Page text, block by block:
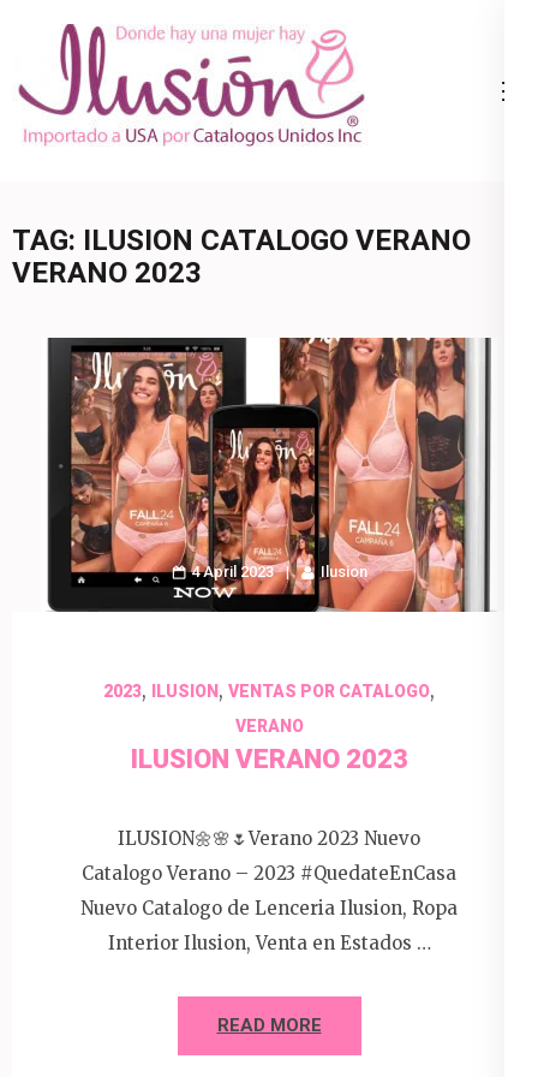
content
(Press
Ropa Interior
800.825.9452
TAG: ILUSION CATALOGO VERANO
VERANO 2023
4 April 2023 Ilusion
2023, ILUSION , VENTAS POR CATALOGO,
VERANO
ILUSION VERANO 2023
ILUSION🌼🌸🌷Verano 2023 Nuevo
Catalogo Verano – 2023 #QuedateEnCasa
Nuevo Catalogo de Lenceria Ilusion, Ropa
Interior Ilusion, Venta en Estados …
READ MORE